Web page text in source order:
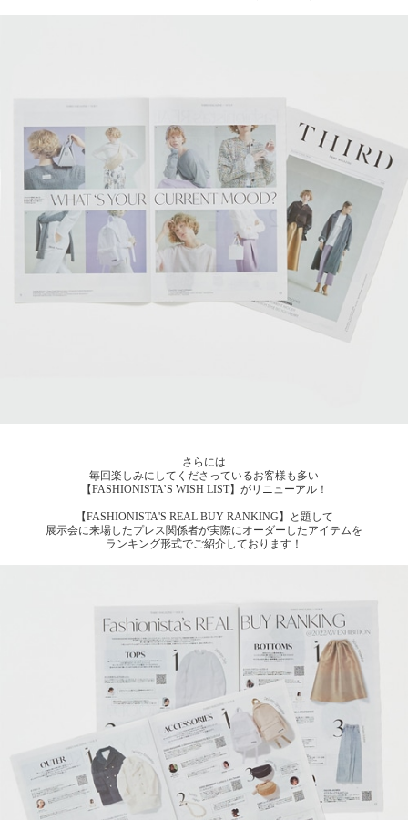
さらには
毎回楽しみにしてくださっているお客様も多い
【FASHIONISTA’S WISH LIST】がリニューアル！
【FASHIONISTA'S REAL BUY RANKING】と題して
展示会に来場したプレス関係者が実際にオーダーしたアイテムを
ランキング形式でご紹介しております！